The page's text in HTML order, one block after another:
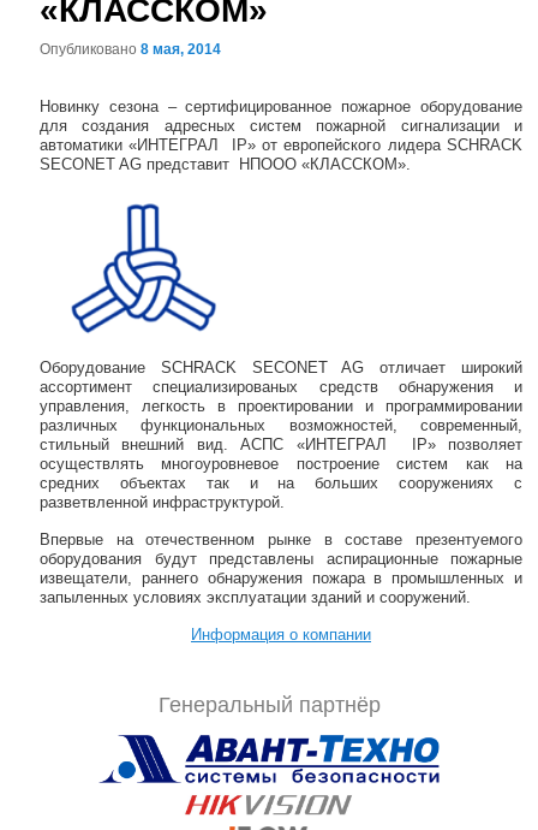
«КЛАССКОМ»
Опубликовано 8 мая, 2014
Новинку сезона – сертифицированное пожарное оборудование
для создания адресных систем пожарной сигнализации и
автоматики «ИНТЕГРАЛ IP» от европейского лидера SCHRACK
SECONET AG представит НПООО «КЛАССКОМ».
Оборудование SCHRACK SECONET AG отличает широкий
ассортимент специализированых средств обнаружения и
управления, легкость в проектировании и программировании
различных функциональных возможностей, современный,
стильный внешний вид. АСПС «ИНТЕГРАЛ IP» позволяет
осуществлять многоуровневое построение систем как на
средних объектах так и на больших сооружениях с
разветвленной инфраструктурой.
Впервые на отечественном рынке в составе презентуемого
оборудования будут представлены аспирационные пожарные
извещатели, раннего обнаружения пожара в промышленных и
запыленных условиях эксплуатации зданий и сооружений.
Информация о компании
Генеральный партнёр